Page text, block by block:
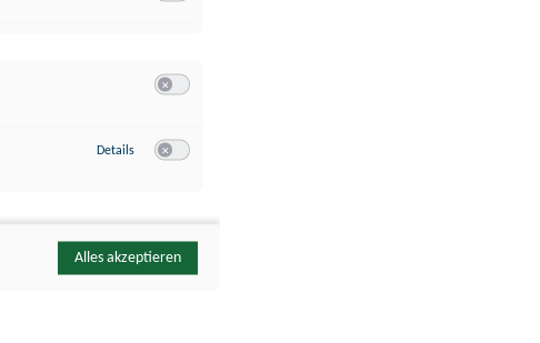
Details zu YouTube
Alles akzeptieren